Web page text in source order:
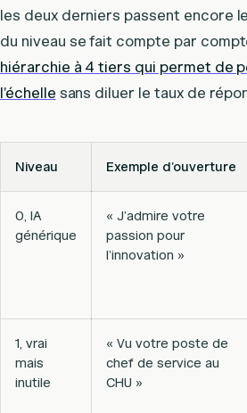
les deux derniers passent encore
du niveau se fait compte par
hiérarchie à 4 tiers qui permet de
l’échelle sans diluer le taux de
Niveau Exemple d’ouverture
0, IA
générique
« J’admire votre
passion pour
l’innovation »
1, vrai
mais
inutile
« Vu votre poste de
chef de service au
CHU »